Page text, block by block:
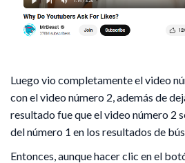
Luego vio completamente el video
con el video número 2, además de
resultado fue que el video número 2
del número 1 en los resultados de
Entonces, aunque hacer clic en el